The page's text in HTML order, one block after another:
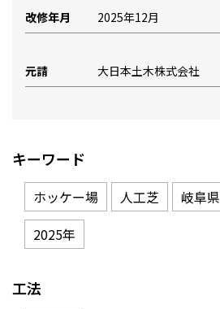
改修年月 2025年12月
元請 大日本土木株式会社
キーワード
ホッケー場 人工芝 岐阜県
2025年
工法